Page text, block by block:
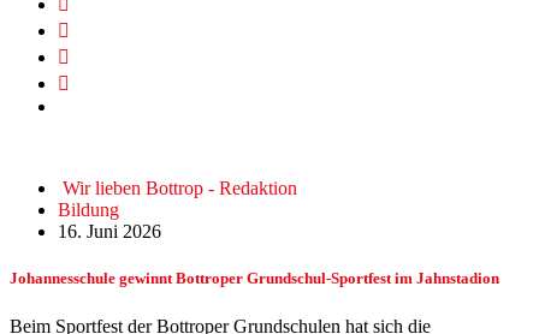
Wir lieben Bottrop - Redaktion
Bildung
16. Juni 2026
Johannesschule gewinnt Bottroper Grundschul-Sportfest im Jahnstadion
Beim Sportfest der Bottroper Grundschulen hat sich die